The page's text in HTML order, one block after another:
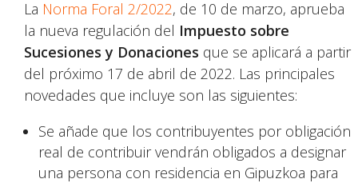
La Norma Foral 2/2022, de 10 de marzo, aprueba
la nueva regulación del Impuesto sobre
Sucesiones y Donaciones que se aplicará a partir
del próximo 17 de abril de 2022. Las principales
novedades que incluye son las siguientes:
Se añade que los contribuyentes por obligación
real de contribuir vendrán obligados a designar
una persona con residencia en Gipuzkoa para